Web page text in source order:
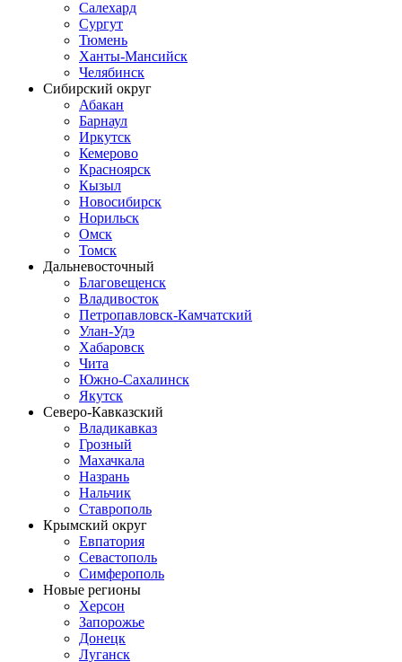
Салехард
Сургут
Тюмень
Ханты-Мансийск
Челябинск
Сибирский округ
Абакан
Барнаул
Иркутск
Кемерово
Красноярск
Кызыл
Новосибирск
Норильск
Омск
Томск
Дальневосточный
Благовещенск
Владивосток
Петропавловск-Камчатский
Улан-Удэ
Хабаровск
Чита
Южно-Сахалинск
Якутск
Северо-Кавказский
Владикавказ
Грозный
Махачкала
Назрань
Нальчик
Ставрополь
Крымский округ
Евпатория
Севастополь
Симферополь
Новые регионы
Херсон
Запорожье
Донецк
Луганск